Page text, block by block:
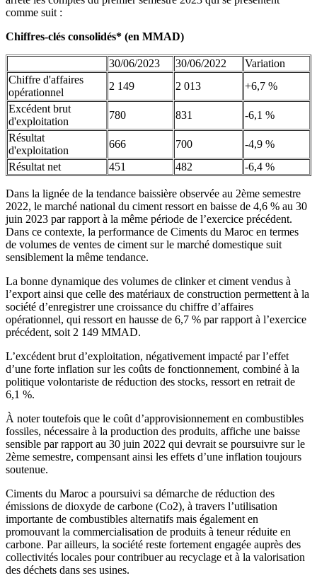
comme suit :
Chiffres-clés consolidés* (en MMAD)
30/06/2023 30/06/2022
Variation
Chiffre d'affaires
opérationnel
2 149 2 013
+6,7 %
Excédent brut
d'exploitation
780 831
-6,1 %
Résultat
d'exploitation
666 700
-4,9 %
Résultat net
451 482 -6,4 %
Dans la lignée de la tendance baissière observée au 2ème semestre
2022, le marché national du ciment ressort en baisse de 4,6 % au 30
juin 2023 par rapport à la même période de l’exercice précédent.
Dans ce contexte, la performance de Ciments du Maroc en termes
de volumes de ventes de ciment sur le marché domestique suit
sensiblement la même tendance.
La bonne dynamique des volumes de clinker et ciment vendus à
l’export ainsi que celle des matériaux de construction permettent à la
société d’enregistrer une croissance du chiffre d’affaires
opérationnel, qui ressort en hausse de 6,7 % par rapport à l’exercice
précédent, soit 2 149 MMAD.
L’excédent brut d’exploitation, négativement impacté par l’effet
d’une forte inflation sur les coûts de fonctionnement, combiné à la
politique volontariste de réduction des stocks, ressort en retrait de
6,1 %.
À noter toutefois que le coût d’approvisionnement en combustibles
fossiles, nécessaire à la production des produits, affiche une baisse
sensible par rapport au 30 juin 2022 qui devrait se poursuivre sur le
2ème semestre, compensant ainsi les effets d’une inflation toujours
soutenue.
Ciments du Maroc a poursuivi sa démarche de réduction des
émissions de dioxyde de carbone (Co2), à travers l’utilisation
importante de combustibles alternatifs mais également en
promouvant la commercialisation de produits à teneur réduite en
carbone. Par ailleurs, la société reste fortement engagée auprès des
collectivités locales pour contribuer au recyclage et à la valorisation
des déchets dans ses usines.